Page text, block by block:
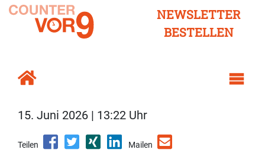
NEWSLETTER
BESTELLEN
15. Juni 2026 | 13:22 Uhr
Teilen Mailen